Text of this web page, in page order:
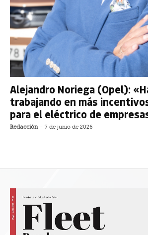
Alejandro Noriega (Opel):
trabajando en más
para el eléctrico de
Redacción - 7 de junio de 2026